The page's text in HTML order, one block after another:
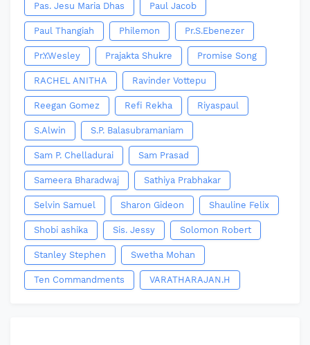
Pas. Jesu Maria Dhas Paul Jacob
Paul Thangiah Philemon Pr.S.Ebenezer
Pr.Y.Wesley Prajakta Shukre Promise Song
RACHEL ANITHA Ravinder Vottepu
Reegan Gomez Refi Rekha Riyaspaul
S.Alwin S.P. Balasubramaniam
Sam P. Chelladurai Sam Prasad
Sameera Bharadwaj Sathiya Prabhakar
Selvin Samuel Sharon Gideon Shauline Felix
Shobi ashika Sis. Jessy Solomon Robert
Stanley Stephen Swetha Mohan
Ten Commandments VARATHARAJAN.H